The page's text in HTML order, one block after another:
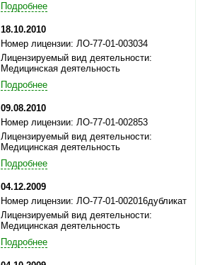
Подробнее
18.10.2010
Номер лицензии: ЛО-77-01-003034
Лицензируемый вид деятельности:
Медицинская деятельность
Подробнее
09.08.2010
Номер лицензии: ЛО-77-01-002853
Лицензируемый вид деятельности:
Медицинская деятельность
Подробнее
04.12.2009
Номер лицензии: ЛО-77-01-002016дубликат
Лицензируемый вид деятельности:
Медицинская деятельность
Подробнее